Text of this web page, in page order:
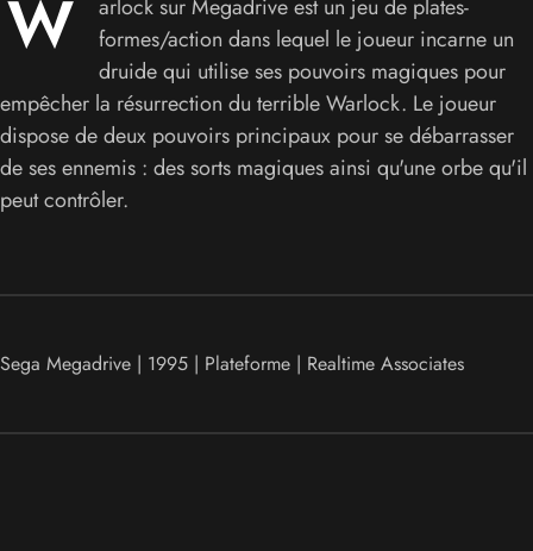
W
arlock sur Megadrive est un jeu de plates-
formes/action dans lequel le joueur incarne un
druide qui utilise ses pouvoirs magiques pour
empêcher la résurrection du terrible Warlock. Le joueur
dispose de deux pouvoirs principaux pour se débarrasser
de ses ennemis : des sorts magiques ainsi qu'une orbe qu'il
peut contrôler.
Sega Megadrive | 1995 | Plateforme | Realtime Associates